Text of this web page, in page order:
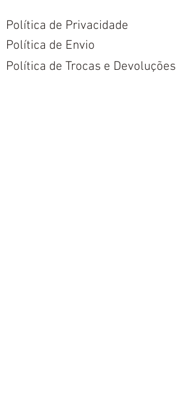
Política de Privacidade
Política de Envio
Política de Trocas e Devoluções